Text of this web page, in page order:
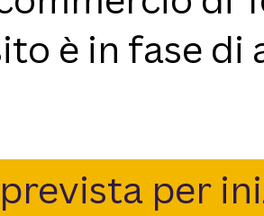
è in fase di
per